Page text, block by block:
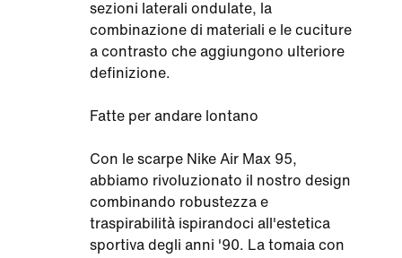
sezioni laterali ondulate, la
combinazione di materiali e le cuciture
a contrasto che aggiungono ulteriore
definizione.
Fatte per andare lontano
Con le scarpe Nike Air Max 95,
abbiamo rivoluzionato il nostro design
combinando robustezza e
traspirabilità ispirandoci all'estetica
sportiva degli anni '90. La tomaia con